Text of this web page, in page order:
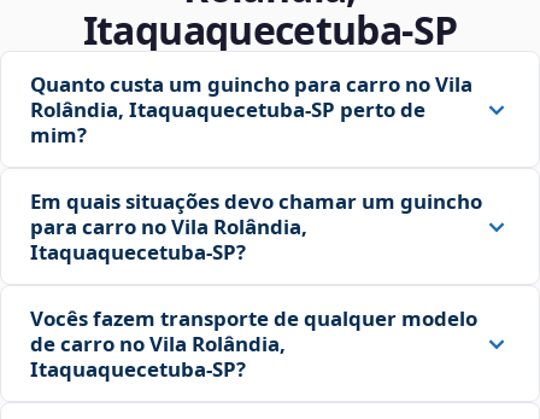
Itaquaquecetuba‑SP
Quanto custa um guincho para carro no Vila
Rolândia, Itaquaquecetuba‑SP perto de
mim?
Em quais situações devo chamar um guincho
para carro no Vila Rolândia,
Itaquaquecetuba‑SP?
Vocês fazem transporte de qualquer modelo
de carro no Vila Rolândia,
Itaquaquecetuba‑SP?